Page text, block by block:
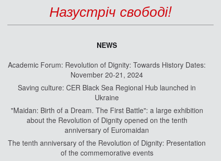
Назустріч свободі!
NEWS
Academic Forum: Revolution of Dignity: Towards History Dates:
November 20-21, 2024
Saving culture: CER Black Sea Regional Hub launched in
Ukraine
"Maidan: Birth of a Dream. The First Battle": a large exhibition
about the Revolution of Dignity opened on the tenth
anniversary of Euromaidan
The tenth anniversary of the Revolution of Dignity: Presentation
of the commemorative events